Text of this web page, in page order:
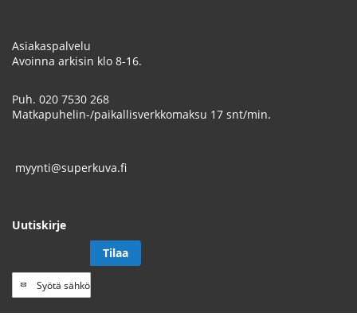
Asiakaspalvelu
Avoinna arkisin klo 8-16.
Puh. 020 7530 268
Matkapuhelin-/paikallisverkkomaksu 17 snt/min.
myynti@superkuva.fi
Uutiskirje
Tilaa
uutiskirje
Tilaa